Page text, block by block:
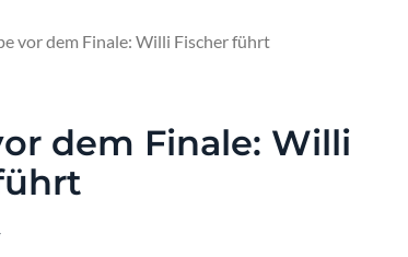
vor dem Finale: Willi Fischer führt
dem Finale: Willi